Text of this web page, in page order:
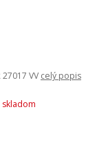
VV celý popis